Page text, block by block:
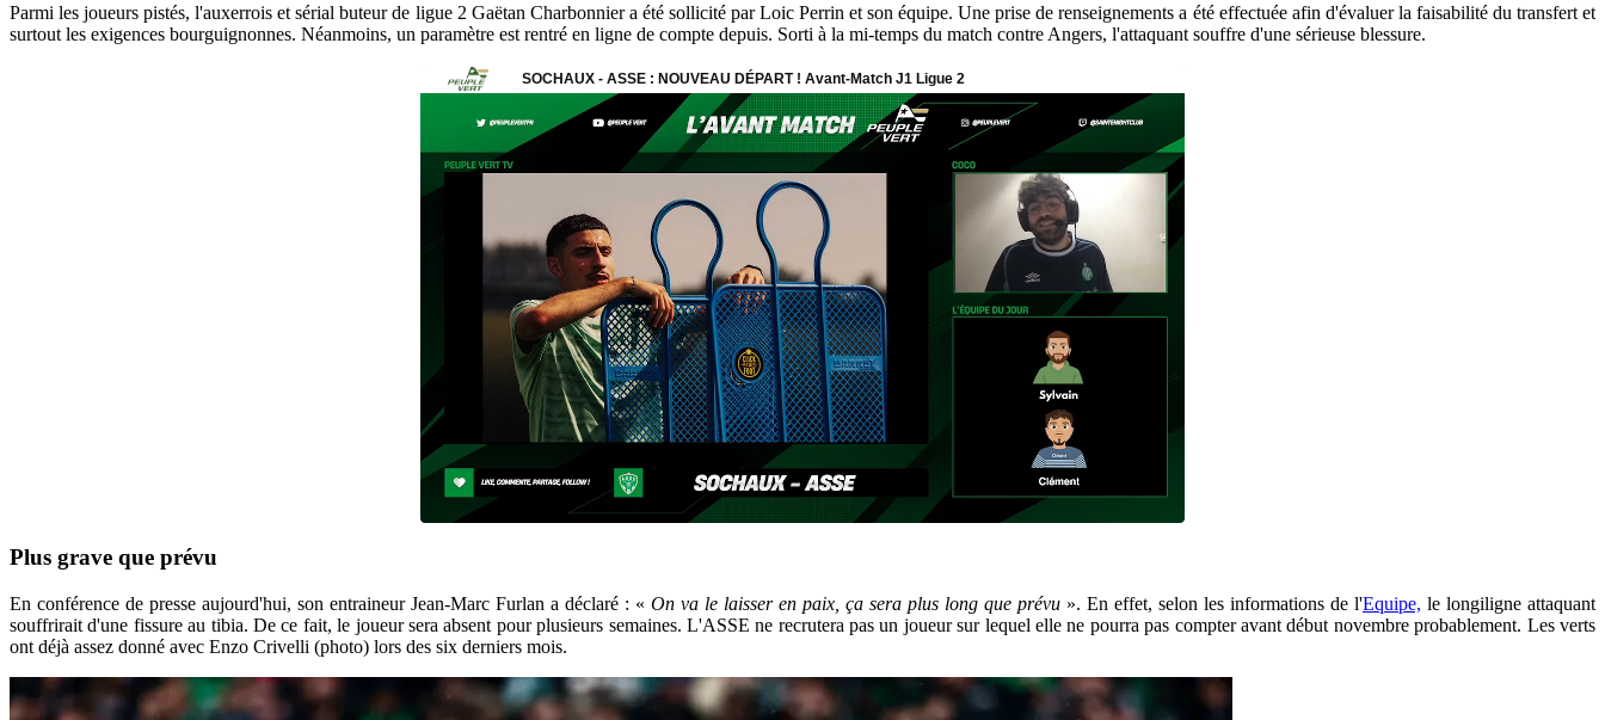
Parmi les joueurs pistés, l'auxerrois et sérial buteur de ligue 2 Gaëtan Charbonnier a été sollicité par Loic Perrin et son équipe. Une prise de renseignements a été effectuée afin d'évaluer la faisabilité du transfert et
surtout les exigences bourguignonnes. Néanmoins, un paramètre est rentré en ligne de compte depuis. Sorti à la mi-temps du match contre Angers, l'attaquant souffre d'une sérieuse blessure.
Plus grave que prévu
En conférence de presse aujourd'hui, son entraineur Jean-Marc Furlan a déclaré : « On va le laisser en paix, ça sera plus long que prévu ». En effet, selon les informations de l'Equipe, le longiligne attaquant
souffrirait d'une fissure au tibia. De ce fait, le joueur sera absent pour plusieurs semaines. L'ASSE ne recrutera pas un joueur sur lequel elle ne pourra pas compter avant début novembre probablement. Les verts
ont déjà assez donné avec Enzo Crivelli (photo) lors des six derniers mois.